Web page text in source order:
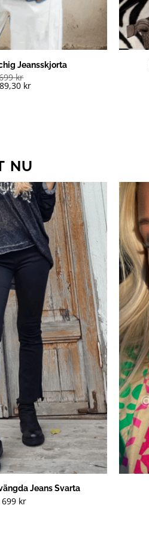
Jeansskjorta
kr
kr
NU
Jeans Svarta
699 kr